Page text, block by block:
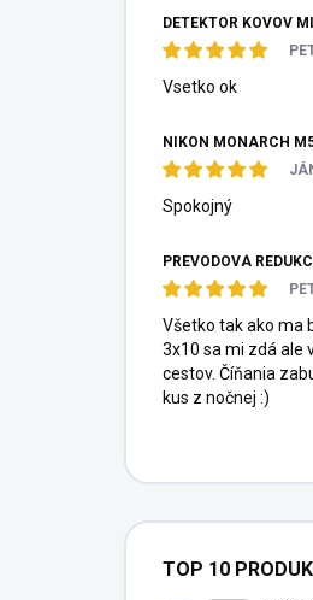
Vsetko ok
NIKON MONARCH
Spokojný
Všetko tak ako ma
3x10 sa mi zdá ale
cestov. Číňania
kus z nočnej :)
TOP 10